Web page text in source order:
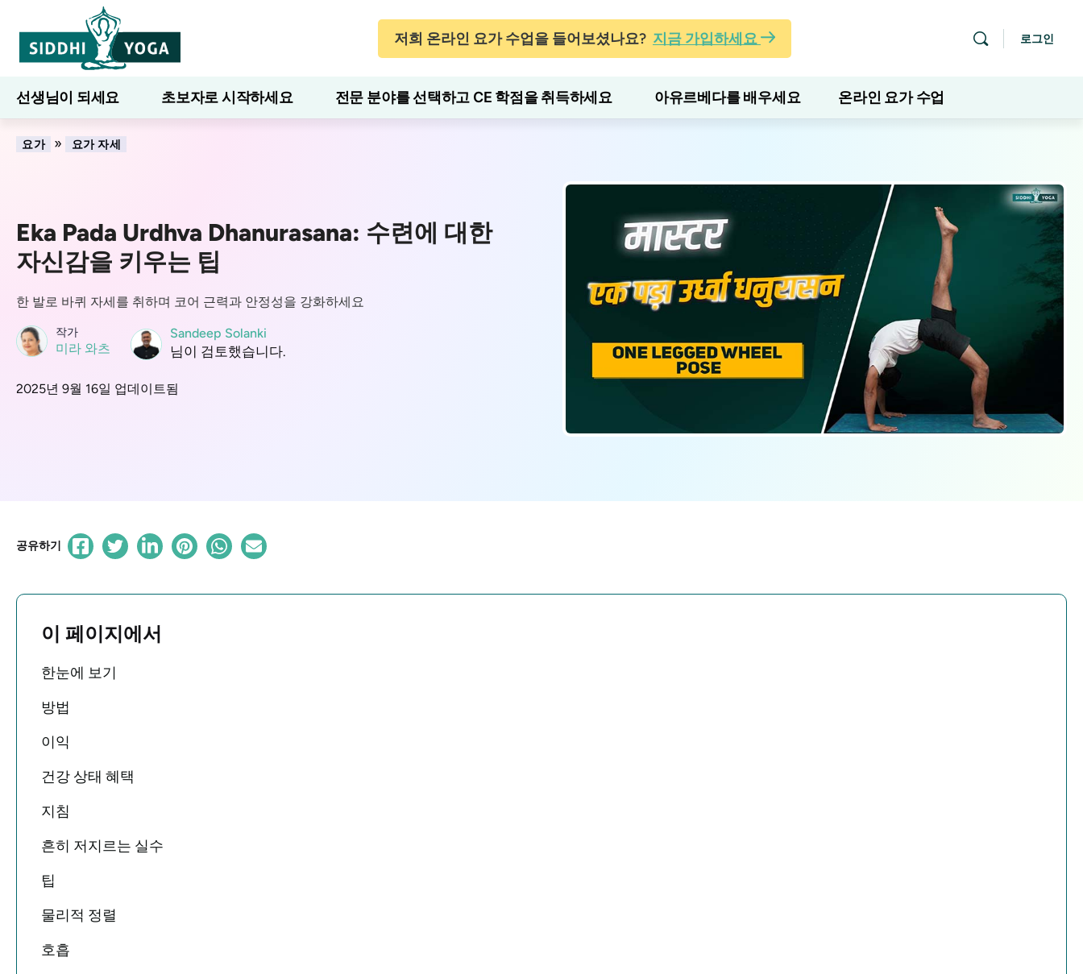
저희 온라인 요가 수업을 들어보셨나요? 지금 가입하세요 로그인
선생님이 되세요 초보자로 시작하세요 전문 분야를 선택하고 CE 학점을 취득하세요 아유르베다를 배우세요 온라인 요가 수업
7일간의 웰니스
요가 » 요가 자세
Eka Pada Urdhva Dhanurasana: 수련에 대한
자신감을 키우는 팁
한 발로 바퀴 자세를 취하며 코어 근력과 안정성을 강화하세요
작가
미라 와츠
Sandeep Solanki
님이 검토했습니다.
2025년 9월 16일 업데이트됨
공유하기
이 페이지에서
한눈에 보기
방법
이익
건강 상태 혜택
지침
흔히 저지르는 실수
팁
물리적 정렬
호흡